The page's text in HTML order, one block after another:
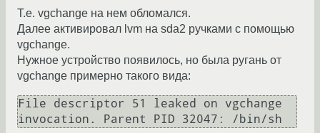
Т.е. vgchange на нем обломался.
Далее активировал lvm на sda2 ручками с помощью
vgchange.
Нужное устройство появилось, но была ругань от
vgchange примерно такого вида:
File descriptor 51 leaked on vgchange
invocation. Parent PID 32047: /bin/sh